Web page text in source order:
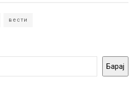
вести
Барај